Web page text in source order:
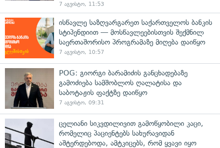
7 აგვისტო, 11:53
ისწავლე საზღვარგარეთ საქართველოს ბანკის
სტიპენდიით — მოსწავლეებისთვის შექმნილ
საერთაშორისო პროგრამაზე მიღება დაიწყო
7 აგვისტო, 10:57
POG: გიორგი ბარამიძის განცხადებაზე
გამოძიება სამშობლოს ღალატისა და
საბოტაჟის ფაქტზე დაიწყო
7 აგვისტო, 09:31
ცელიანი სიკვდილივით გამოწყობილი კაცი,
რომელიც პაციენტებს სახურავიდან
აშტერდებოდა, ამტკიცებს, რომ ყვავი იყო